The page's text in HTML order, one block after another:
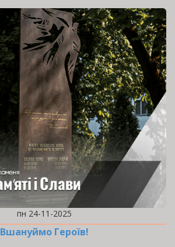
пн 24-11-2025
Вшануймо Героїв!